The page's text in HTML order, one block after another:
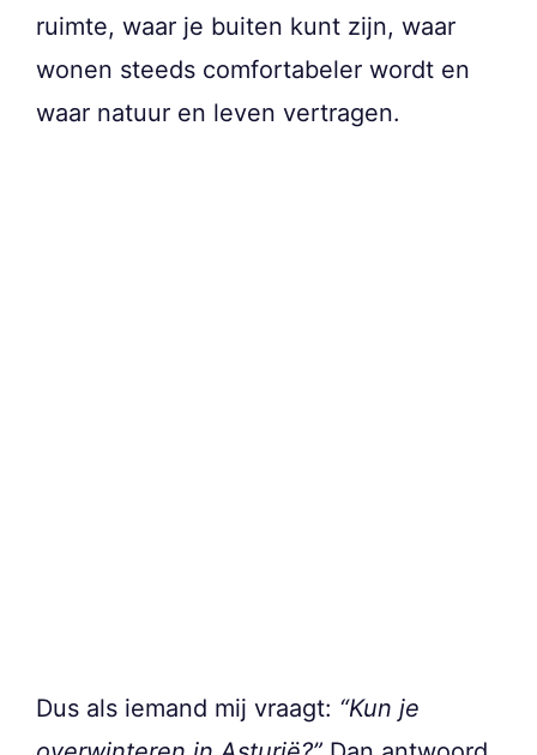
ruimte, waar je buiten kunt zijn, waar
wonen steeds comfortabeler wordt en
waar natuur en leven vertragen.
Dus als iemand mij vraagt: “Kun je